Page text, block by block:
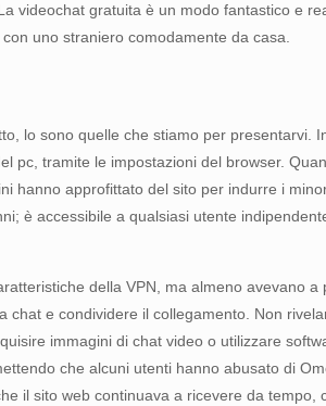
videochat gratuita è un modo fantastico e
uno straniero comodamente da casa.
lo sono quelle che stiamo per presentarvi.
pc, tramite le impostazioni del browser.
hanno approfittato del sito per indurre i
è accessibile a qualsiasi utente
della VPN, ma almeno avevano a
e condividere il collegamento. Non
immagini di chat video o utilizzare
che alcuni utenti hanno abusato di
il sito web continuava a ricevere da tempo,